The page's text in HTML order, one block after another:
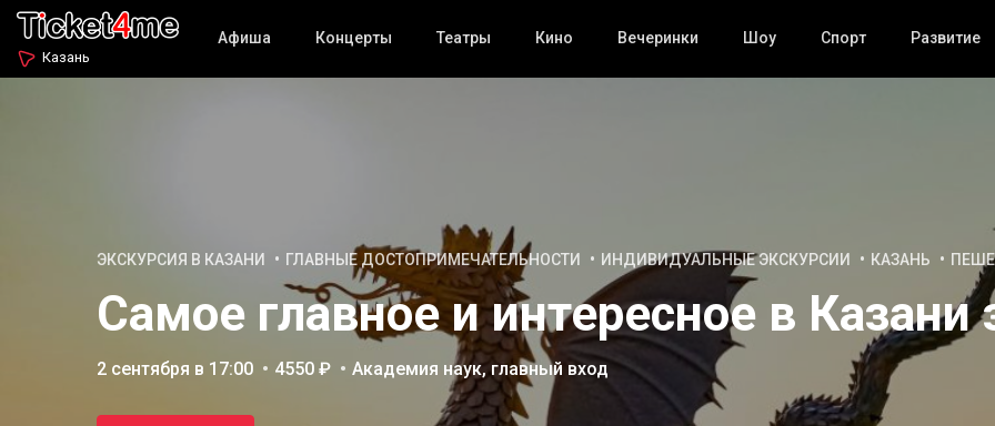
Казань
Афиша Концерты Театры Кино Вечеринки Шоу Спорт Развитие
ЭКСКУРСИЯ В КАЗАНИ ГЛАВНЫЕ ДОСТОПРИМЕЧАТЕЛЬНОСТИ ИНДИВИДУАЛЬНЫЕ ЭКСКУРСИИ КАЗАНЬ
Самое главное и интересное в Казани
2 сентября в 17:00 4550 ₽ Академия наук, главный вход